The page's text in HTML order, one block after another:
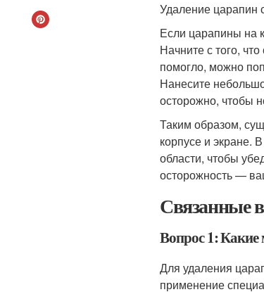
Удаление царапин
Если царапины на
Начните с того,
помогло, можно
Нанесите
осторожно, чтобы
Таким образом,
корпусе и экране.
области, чтобы
осторожность —
Связанные
Вопрос 1: Какие
Для удаления
применение